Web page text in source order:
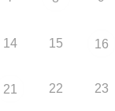
14 15 16
21 22 23